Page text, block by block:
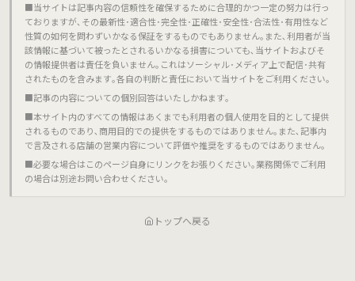
■当サイトは記事内容の信頼性を確保するために合理的かつ一定の努力は行っ
ておりますが､その最新性･適合性･完全性･正確性･安全性･合法性･有用性など
性質の如何を問わずいかなる保証をするものでもありません｡また､利用者が当
該情報に基づいて被ったとされるいかなる損害についても､当サイトおよびそ
の情報提供者は責任を負いません｡これはソーシャル･メディア上で配信･共有
されたものを含みます｡各自の判断と責任において当サイトをご利用ください｡
■記事の内容についての個別回答はいたしかねます｡
■本サイト内のすべての情報はあくまでも利用者の個人使用を目的として提供
されるものであり､商用目的での提供をするものではありません｡また､記事内
で言及される店舗の営業内容について評価や推奨をするものではありません｡
■必要な場合はこのページ自身にリンクをお張りください｡業務関係でご利用
の場合は別途お問い合わせください｡
トップへ戻る